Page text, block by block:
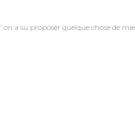
a su proposer quelque chose de